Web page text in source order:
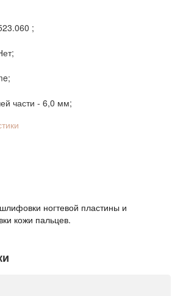
;
части - 6,0 мм;
ногтевой пластины и
кожи пальцев.